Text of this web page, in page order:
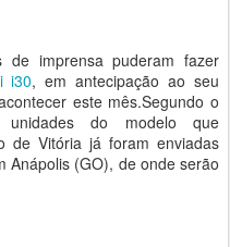
imprensa puderam fazer
i30, em antecipação ao seu
este mês.Segundo o
do modelo que
de Vitória já foram enviadas
Anápolis (GO), de onde serão